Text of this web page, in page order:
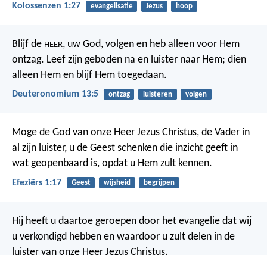
Kolossenzen 1:27 evangelisatie Jezus hoop
Blijf de HEER, uw God, volgen en heb alleen voor Hem
ontzag. Leef zijn geboden na en luister naar Hem; dien
alleen Hem en blijf Hem toegedaan.
Deuteronomium 13:5 ontzag luisteren volgen
Moge de God van onze Heer Jezus Christus, de Vader in
al zijn luister, u de Geest schenken die inzicht geeft in
wat geopenbaard is, opdat u Hem zult kennen.
Efeziërs 1:17 Geest wijsheid begrijpen
Hij heeft u daartoe geroepen door het evangelie dat wij
u verkondigd hebben en waardoor u zult delen in de
luister van onze Heer Jezus Christus.